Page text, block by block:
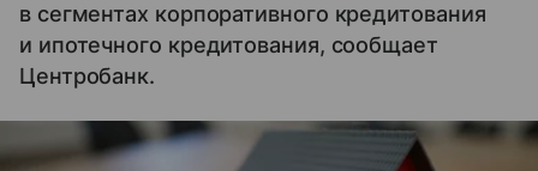
в сегментах корпоративного кредитования
и ипотечного кредитования, сообщает
Центробанк.